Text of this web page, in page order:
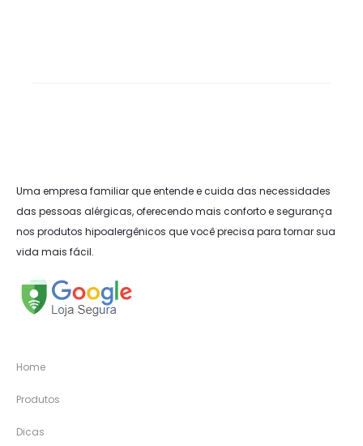
Uma empresa familiar que entende e cuida das necessidades
das pessoas alérgicas, oferecendo mais conforto e segurança
nos produtos hipoalergênicos que você precisa para tornar sua
vida mais fácil.
Home
Produtos
Dicas